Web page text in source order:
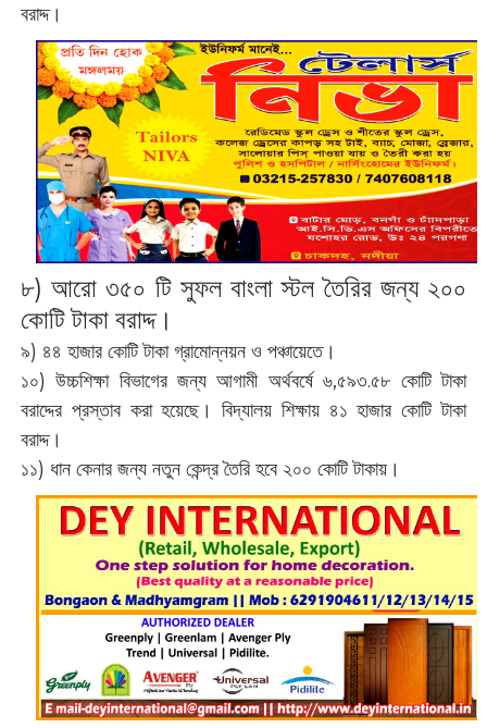
বরাদ্দ।
৮) আরো ৩৫০ টি সুফল বাংলা স্টল তৈরির জন্য ২০০
কোটি টাকা বরাদ্দ।
৯) ৪৪ হাজার কোটি টাকা গ্রামোন্নয়ন ও পঞ্চায়েতে।
১০) উচ্চশিক্ষা বিভাগের জন্য আগামী অর্থবর্ষে ৬,৫৯৩.৫৮ কোটি টাকা
বরাদ্দের প্রস্তাব করা হয়েছে। বিদ্যালয় শিক্ষায় ৪১ হাজার কোটি টাকা
বরাদ্দ।
১১) ধান কেনার জন্য নতুন কেন্দ্র তৈরি হবে ২০০ কোটি টাকায়।